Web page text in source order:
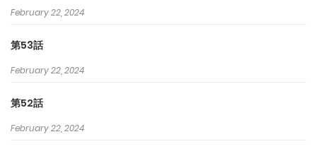
February 22, 2024
第53話
February 22, 2024
第52話
February 22, 2024